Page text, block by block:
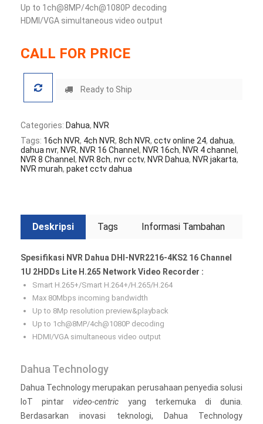
Up to 1ch@8MP/4ch@1080P decoding
HDMI/VGA simultaneous video output
CALL FOR PRICE
Ready to Ship
Categories: Dahua, NVR
Tags: 16ch NVR, 4ch NVR, 8ch NVR, cctv online 24, dahua,
dahua nvr, NVR, NVR 16 Channel , NVR 16ch, NVR 4 channel ,
NVR 8 Channel , NVR 8ch, nvr cctv, NVR Dahua, NVR jakarta,
NVR murah, paket cctv dahua
Deskripsi Tags Informasi Tambahan
Spesifikasi NVR Dahua DHI-NVR2216-4KS2 16 Channel
1U 2HDDs Lite H.265 Network Video Recorder :
Smart H.265+/Smart H.264+/H.265/H.264
Max 80Mbps incoming bandwidth
Up to 8Mp resolution preview&playback
Up to 1ch@8MP/4ch@1080P decoding
HDMI/VGA simultaneous video output
Dahua Technology
Dahua Technology merupakan perusahaan penyedia solusi
IoT pintarvideo-centric yang terkemuka di dunia.
Berdasarkan inovasi teknologi, Dahua Technology